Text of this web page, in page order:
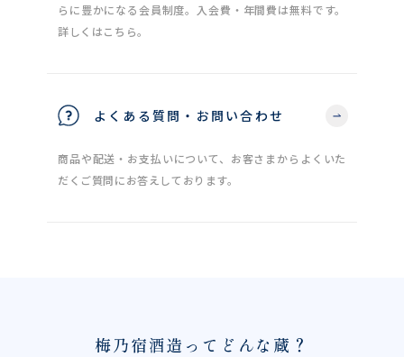
らに豊かになる会員制度。入会費・年間費は無料です。
詳しくはこちら。
よくある質問・お問い合わせ
商品や配送・お支払いについて、お客さまからよくいた
だくご質問にお答えしております。
梅乃宿酒造ってどんな蔵？